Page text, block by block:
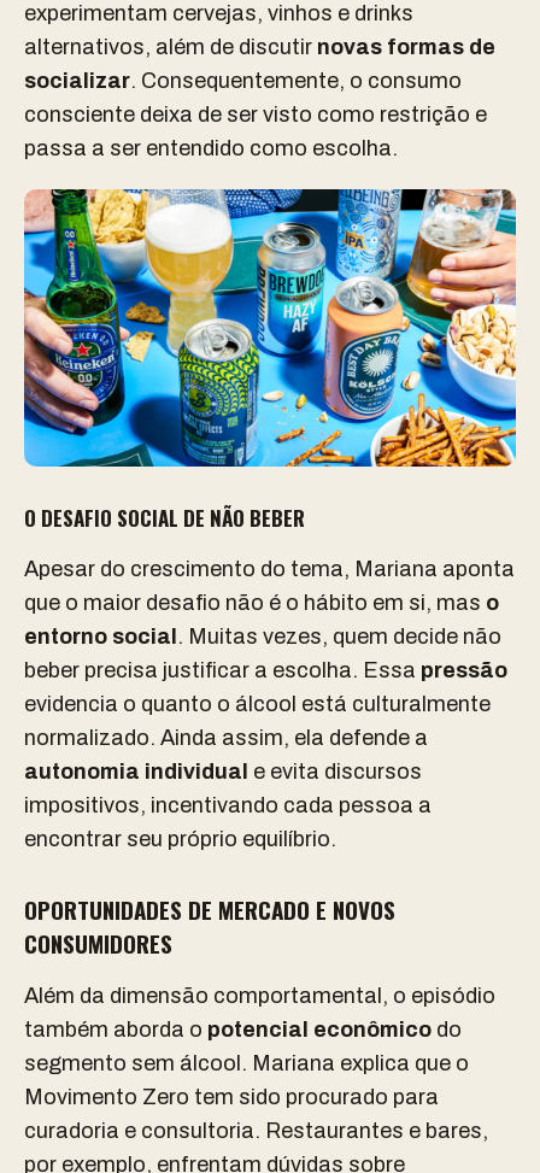
experimentam cervejas, vinhos e drinks
alternativos, além de discutir novas formas de
socializar. Consequentemente, o consumo
consciente deixa de ser visto como restrição e
passa a ser entendido como escolha.
O DESAFIO SOCIAL DE NÃO BEBER
Apesar do crescimento do tema, Mariana aponta
que o maior desafio não é o hábito em si, mas o
entorno social. Muitas vezes, quem decide não
beber precisa justificar a escolha. Essa pressão
evidencia o quanto o álcool está culturalmente
normalizado. Ainda assim, ela defende a
autonomia individual e evita discursos
impositivos, incentivando cada pessoa a
encontrar seu próprio equilíbrio.
OPORTUNIDADES DE MERCADO E NOVOS
CONSUMIDORES
Além da dimensão comportamental, o episódio
também aborda o potencial econômico do
segmento sem álcool. Mariana explica que o
Movimento Zero tem sido procurado para
curadoria e consultoria. Restaurantes e bares,
por exemplo, enfrentam dúvidas sobre